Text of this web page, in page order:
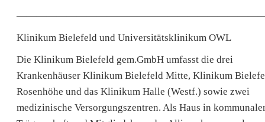
Klinikum Bielefeld und Universitätsklinikum OWL
Die Klinikum Bielefeld gem.GmbH umfasst die drei
Krankenhäuser Klinikum Bielefeld Mitte, Klinikum
Rosenhöhe und das Klinikum Halle (Westf.) sowie zwei
medizinische Versorgungszentren. Als Haus in